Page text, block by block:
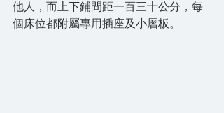
他人，而上下鋪間距一百三十公分，每
個床位都附屬專用插座及小層板。